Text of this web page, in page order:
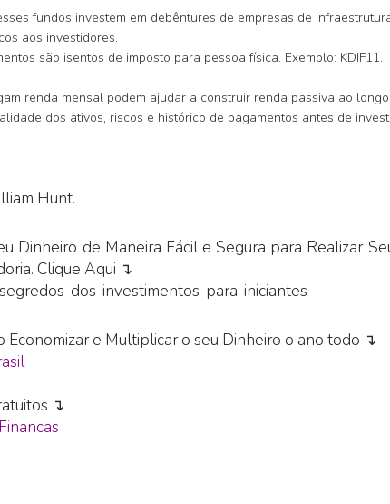
fundos investem em debêntures de empresas de
aos investidores.
são isentos de imposto para pessoa física. Exemplo: KDIF11.
renda mensal podem ajudar a construir renda passiva ao longo
dos ativos, riscos e histórico de pagamentos antes de
Hunt.
Dinheiro de Maneira Fácil e Segura para Realizar
Clique Aqui ↴
dos-investimentos-para-iniciantes
Economizar e Multiplicar o seu Dinheiro o ano todo ↴
↴